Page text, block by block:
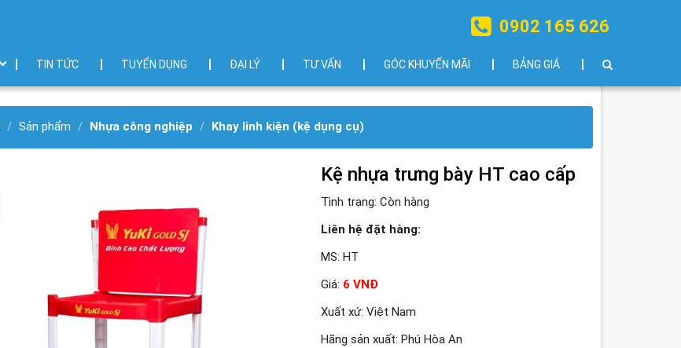
TIN TỨC TUYỂN DỤNG ĐẠI LÝ TƯ VẤN GÓC KHUYẾN MÃI BẢNG GIÁ
0902 165 626
Sản phẩm Nhựa công nghiệp Khay linh kiện (kệ dụng cụ)
Kệ nhựa trưng bày HT cao cấp
Tình trạng: Còn hàng
Liên hệ đặt hàng:
MS: HT
Giá: 6 VNĐ
Xuất xứ: Việt Nam
Hãng sản xuất: Phú Hòa An